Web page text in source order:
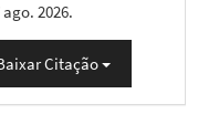
ago. 2026.
Citação